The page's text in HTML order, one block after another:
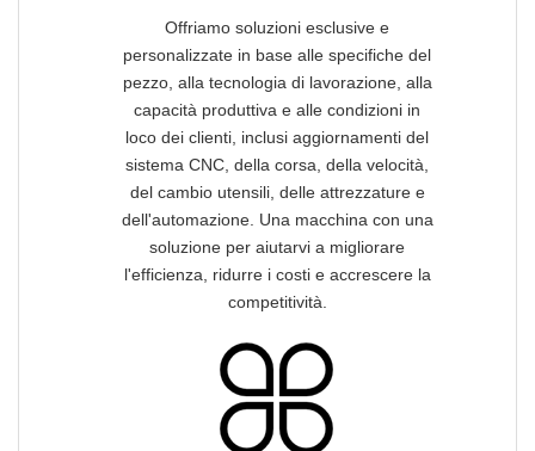
Offriamo soluzioni esclusive e
personalizzate in base alle specifiche del
pezzo, alla tecnologia di lavorazione, alla
capacità produttiva e alle condizioni in
loco dei clienti, inclusi aggiornamenti del
sistema CNC, della corsa, della velocità,
del cambio utensili, delle attrezzature e
dell'automazione. Una macchina con una
soluzione per aiutarvi a migliorare
l'efficienza, ridurre i costi e accrescere la
competitività.